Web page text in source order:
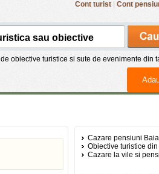
Cont turist Cont
de obiective turistice si sute de evenimente din
Cazare pensiuni
Obiective turistice
Cazare la vile si